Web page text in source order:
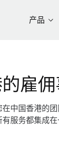
产品
雇
中国香港的
服务都集成